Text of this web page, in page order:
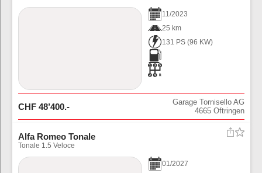
11/2023
25 km
131 PS (96 KW)
CHF 48’400.-
Garage Tornisello AG
4665 Oftringen
Alfa Romeo Tonale
Tonale 1.5 Veloce
01/2027